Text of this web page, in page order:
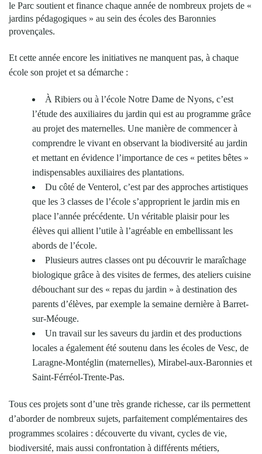
le Parc soutient et finance chaque année de nombreux projets de «
jardins pédagogiques » au sein des écoles des Baronnies
provençales.
Et cette année encore les initiatives ne manquent pas, à chaque
école son projet et sa démarche :
À Ribiers ou à l’école Notre Dame de Nyons, c’est
l’étude des auxiliaires du jardin qui est au programme grâce
au projet des maternelles. Une manière de commencer à
comprendre le vivant en observant la biodiversité au jardin
et mettant en évidence l’importance de ces « petites bêtes »
indispensables auxiliaires des plantations.
Du côté de Venterol, c’est par des approches artistiques
que les 3 classes de l’école s’approprient le jardin mis en
place l’année précédente. Un véritable plaisir pour les
élèves qui allient l’utile à l’agréable en embellissant les
abords de l’école.
Plusieurs autres classes ont pu découvrir le maraîchage
biologique grâce à des visites de fermes, des ateliers cuisine
débouchant sur des « repas du jardin » à destination des
parents d’élèves, par exemple la semaine dernière à Barret-
sur-Méouge.
Un travail sur les saveurs du jardin et des productions
locales a également été soutenu dans les écoles de Vesc, de
Laragne-Montéglin (maternelles), Mirabel-aux-Baronnies et
Saint-Férréol-Trente-Pas.
Tous ces projets sont d’une très grande richesse, car ils permettent
d’aborder de nombreux sujets, parfaitement complémentaires des
programmes scolaires : découverte du vivant, cycles de vie,
biodiversité, mais aussi confrontation à différents métiers,